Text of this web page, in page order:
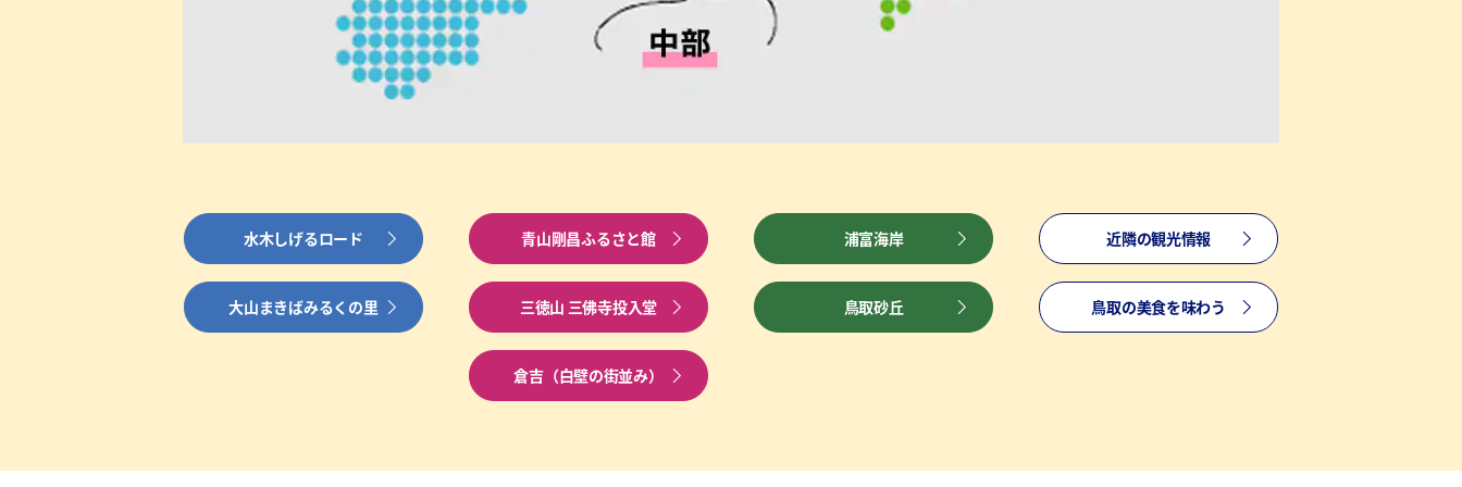
水木しげるロード
大山まきばみるくの里
青山剛昌ふるさと館
三徳山 三佛寺投入堂
倉吉（白壁の街並み）
浦富海岸
鳥取砂丘
近隣の観光情報
鳥取の美食を味わう